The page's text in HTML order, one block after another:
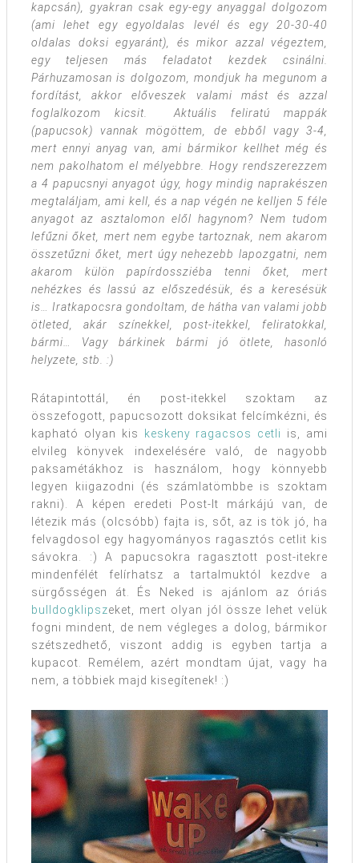
kapcsán), gyakran csak egy-egy anyaggal dolgozom
(ami lehet egy egyoldalas levél és egy 20-30-40
oldalas doksi egyaránt), és mikor azzal végeztem,
egy teljesen más feladatot kezdek csinálni.
Párhuzamosan is dolgozom, mondjuk ha megunom a
fordítást, akkor előveszek valami mást és azzal
foglalkozom kicsit. Aktuális feliratú mappák
(papucsok) vannak mögöttem, de ebből vagy 3-4,
mert ennyi anyag van, ami bármikor kellhet még és
nem pakolhatom el mélyebbre. Hogy rendszerezzem
a 4 papucsnyi anyagot úgy, hogy mindig naprakészen
megtaláljam, ami kell, és a nap végén ne kelljen 5 féle
anyagot az asztalomon elől hagynom? Nem tudom
lefűzni őket, mert nem egybe tartoznak, nem akarom
összetűzni őket, mert úgy nehezebb lapozgatni, nem
akarom külön papírdossziéba tenni őket, mert
nehézkes és lassú az előszedésük, és a keresésük
is… Iratkapocsra gondoltam, de hátha van valami jobb
ötleted, akár színekkel, post-itekkel, feliratokkal,
bármi… Vagy bárkinek bármi jó ötlete, hasonló
helyzete, stb. :)
Rátapintottál, én post-itekkel szoktam az
összefogott, papucsozott doksikat felcímkézni, és
kapható olyan kis
keskeny ragacsos cetli
is, ami
elvileg könyvek indexelésére való, de nagyobb
paksamétákhoz is használom, hogy könnyebb
legyen kiigazodni (és számlatömbbe is szoktam
rakni). A képen eredeti Post-It márkájú van, de
létezik más (olcsóbb) fajta is, sőt, az is tök jó, ha
felvagdosol egy hagyományos ragasztós cetlit kis
sávokra. :) A papucsokra ragasztott post-itekre
mindenfélét felírhatsz a tartalmuktól kezdve a
sürgősségen át. És Neked is ajánlom az óriás
bulldogklipszeket, mert olyan jól össze lehet velük
fogni mindent, de nem végleges a dolog, bármikor
szétszedhető, viszont addig is egyben tartja a
kupacot. Remélem, azért mondtam újat, vagy ha
nem, a többiek majd kisegítenek! :)